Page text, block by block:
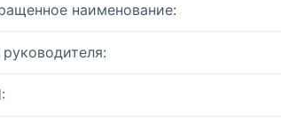
наименование: